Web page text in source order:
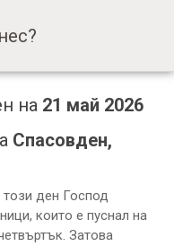
на 21 май 2026
Спасовден,
ден Господ
които е пуснал на
Затова